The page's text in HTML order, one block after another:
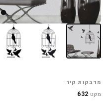
מדבקות קיר
מקט:632